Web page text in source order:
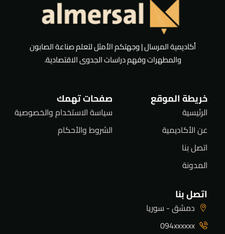
أكاديمية المرسال | وجهتكم الأمثل لتعلم صناعة الصابون
والمطهرات وفهم دراسات الجدوى الاقتصادية.
خريطة الموقع
الرئيسية
عن الأكاديمية
اتصل بنا
المدونة
صفحات تهمك
سياسة الاستخدام والخصوصية
الشروط والأحكام
اتصل بنا
دمشق - سوريا
094xxxxxx